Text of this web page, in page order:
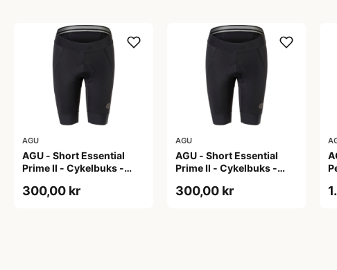
AGU
AGU - Short Essential
Prime II - Cykelbuks -
300,00 kr
AGU
AGU - Short Essential
Prime II - Cykelbuks -
300,00 kr